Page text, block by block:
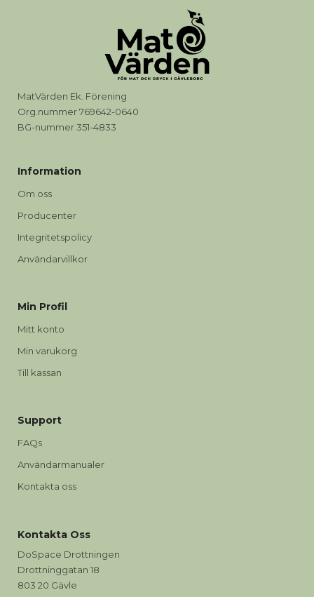
MatVärden Ek. Förening
Org.nummer 769642-0640
BG-nummer 351-4833
Information
Om oss
Producenter
Integritetspolicy
Användarvillkor
Min Profil
Mitt konto
Min varukorg
Till kassan
Support
FAQs
Användarmanualer
Kontakta oss
Kontakta Oss
DoSpace Drottningen
Drottninggatan 18
803 20 Gävle